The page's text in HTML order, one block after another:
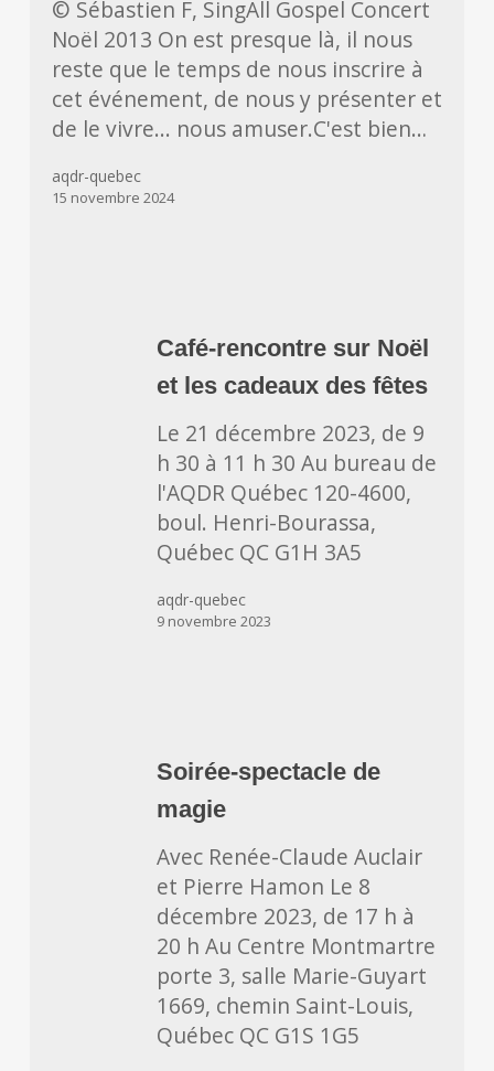
spectacle
du
temps
des
fêtes
© Sébastien F, SingAll Gospel Concert
Noël 2013 On est presque là, il nous
reste que le temps de nous inscrire à
cet événement, de nous y présenter et
de le vivre... nous amuser.C'est bien…
aqdr-quebec
15 novembre 2024
rencontre
sur
Noël
et
les
cadeaux
des
fêtes
Café-rencontre sur Noël
et les cadeaux des fêtes
Le 21 décembre 2023, de 9
h 30 à 11 h 30 Au bureau de
l'AQDR Québec 120-4600,
boul. Henri-Bourassa,
Québec QC G1H 3A5
aqdr-quebec
9 novembre 2023
spectacle
de
magie
Soirée-spectacle de
magie
Avec Renée-Claude Auclair
et Pierre Hamon Le 8
décembre 2023, de 17 h à
20 h Au Centre Montmartre
porte 3, salle Marie-Guyart
1669, chemin Saint-Louis,
Québec QC G1S 1G5